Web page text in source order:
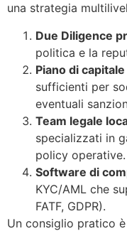
una strategia
Due Diligence
politica e la
Piano di capitale
sufficienti per
eventuali
Team legale
specializzati in
policy operative.
Software di
KYC/AML che
FATF, GDPR).
Un consiglio pratico